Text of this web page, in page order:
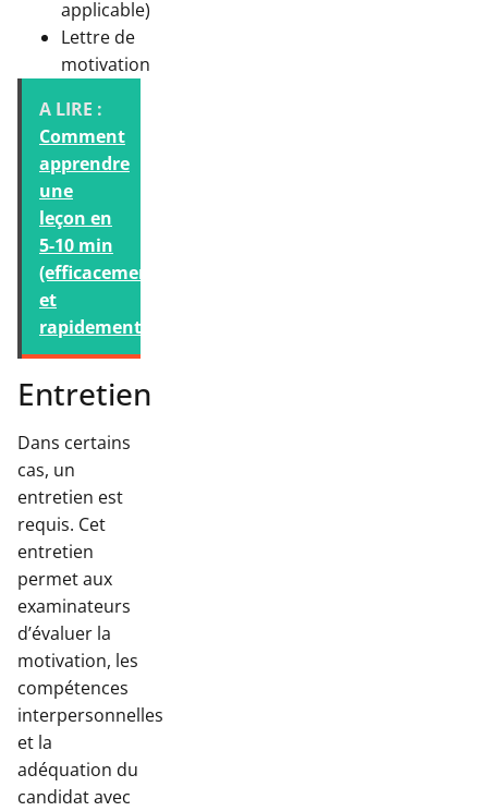
applicable)
Lettre de
motivation
A LIRE :
Comment
apprendre
une
leçon en
5-10 min
(efficacement
et
rapidement) ?
Entretien
Dans certains
cas, un
entretien est
requis. Cet
entretien
permet aux
examinateurs
d’évaluer la
motivation, les
compétences
interpersonnelles
et la
adéquation du
candidat avec